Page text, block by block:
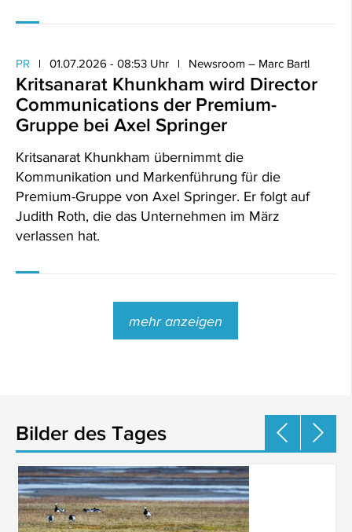
PR 01.07.2026 - 08:53 Uhr Newsroom – Marc Bartl
Kritsanarat Khunkham wird Director
Communications der Premium-
Gruppe bei Axel Springer
Kritsanarat Khunkham übernimmt die
Kommunikation und Markenführung für die
Premium-Gruppe von Axel Springer. Er folgt auf
Judith Roth, die das Unternehmen im März
verlassen hat.
mehr anzeigen
Bilder des Tages